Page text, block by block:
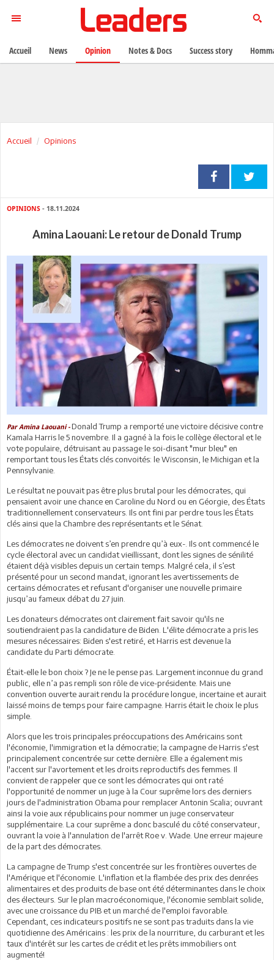
Accueil Opinions
OPINIONS - 18.11.2024
Amina Laouani: Le retour de Donald Trump
Par Amina Laouani -Donald Trump a remporté une victoire décisive contre
Kamala Harris le 5 novembre. Il a gagné à la fois le collège électoral et le
vote populaire, détruisant au passage le soi-disant "mur bleu" en
remportant tous les États clés convoités: le Wisconsin, le Michigan et la
Pennsylvanie.
Le résultat ne pouvait pas être plus brutal pour les démocrates, qui
pensaient avoir une chance en Caroline du Nord ou en Géorgie, des États
traditionnellement conservateurs. Ils ont fini par perdre tous les États
clés ainsi que la Chambre des représentants et le Sénat.
Les démocrates ne doivent s’en prendre qu’à eux-. Ils ont commencé le
cycle électoral avec un candidat vieillissant, dont les signes de sénilité
étaient déjà visibles depuis un certain temps. Malgré cela, il s’est
présenté pour un second mandat, ignorant les avertissements de
certains démocrates et refusant d'organiser une nouvelle primaire
jusqu’au fameux débat du 27 juin.
Les donateurs démocrates ont clairement fait savoir qu'ils ne
soutiendraient pas la candidature de Biden. L'élite démocrate a pris les
mesures nécessaires: Biden s'est retiré, et Harris est devenue la
candidate du Parti démocrate.
Était-elle le bon choix ? Je ne le pense pas. Largement inconnue du grand
public, elle n’a pas rempli son rôle de vice-présidente. Mais une
convention ouverte aurait rendu la procédure longue, incertaine et aurait
laissé moins de temps pour faire campagne. Harris était le choix le plus
simple.
Alors que les trois principales préoccupations des Américains sont
l'économie, l'immigration et la démocratie; la campagne de Harris s'est
principalement concentrée sur cette dernière. Elle a également mis
l'accent sur l'avortement et les droits reproductifs des femmes. Il
convient de rappeler que ce sont les démocrates qui ont raté
l'opportunité de nommer un juge à la Cour suprême lors des derniers
jours de l'administration Obama pour remplacer Antonin Scalia; ouvrant
ainsi la voie aux républicains pour nommer un juge conservateur
supplémentaire. La cour suprême a donc basculé du côté conservateur,
ouvrant la voie à l'annulation de l'arrêt Roe v. Wade. Une erreur majeure
de la part des démocrates.
La campagne de Trump s'est concentrée sur les frontières ouvertes de
l'Amérique et l'économie. L'inflation et la flambée des prix des denrées
alimentaires et des produits de base ont été déterminantes dans le choix
des électeurs. Sur le plan macroéconomique, l'économie semblait solide,
avec une croissance du PIB et un marché de l'emploi favorable.
Cependant, ces indicateurs positifs ne se sont pas traduits dans la vie
quotidienne des Américains : les prix de la nourriture, du carburant et les
taux d'intérêt sur les cartes de crédit et les prêts immobiliers ont
augmenté!
Accueil News Opinion Notes & Docs Success story